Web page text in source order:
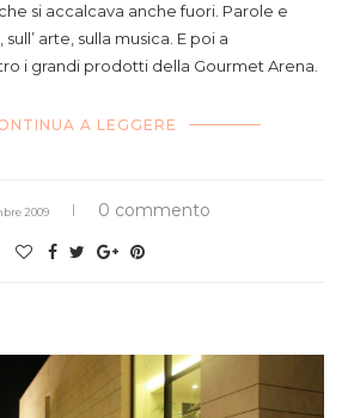
si accalcava anche fuori. Parole e
arte, sulla musica. E poi a
i grandi prodotti della Gourmet Arena.
A LEGGERE
2009 0 commento